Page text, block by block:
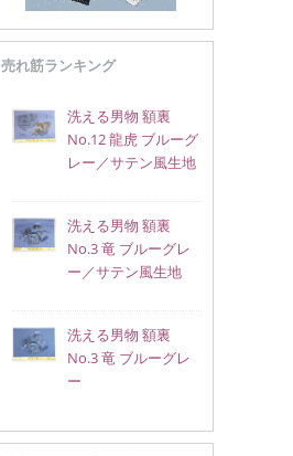
売れ筋ランキング
洗える男物 額裏
No.12 龍虎 ブルーグ
レー／サテン風生地
洗える男物 額裏
No.3 竜 ブルーグレ
ー／サテン風生地
洗える男物 額裏
No.3 竜 ブルーグレ
ー